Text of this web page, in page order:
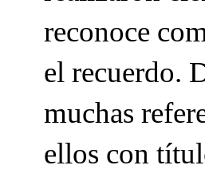
reconoce
el recuerdo.
muchas
ellos con